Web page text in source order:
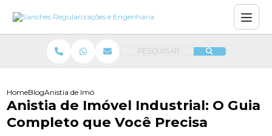
PESQUISAR
HomeBlogAnistia de Imóvel Industrial: O Guia Completo que Você Precisa
Anistia de Imóvel Industrial: O Guia
Completo que Você Precisa